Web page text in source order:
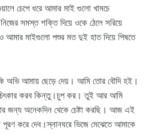
চেপে ধরে আমার মাই গুলো খামচে
সমস্ত শক্তি দিয়ে ওকে ঠেলে সরিয়ে
ও আমার মাইগুলো পশুর মত দুই হাত দিয়ে পিষতে
অভি আমায় ছেড়ে দেয়। আমি তোর বৌদি হই।
করব কিন্তু।চুপ কর। তুই আর আমি
জন্য অনেকদিন থেকে চেষ্টা করছি। আজ এই
করে দেব।স্নানঘরে ভিজে মেঝেতে আমাকে